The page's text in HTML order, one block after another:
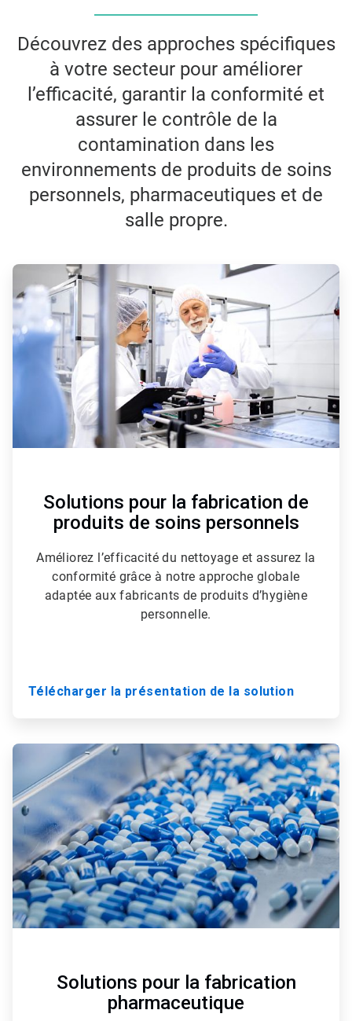
Découvrez des approches spécifiques
à votre secteur pour améliorer
l’efficacité, garantir la conformité et
assurer le contrôle de la
contamination dans les
environnements de produits de soins
personnels, pharmaceutiques et de
salle propre.
de
3
Solutions pour la fabrication de
produits de soins personnels
Améliorez l’efficacité du nettoyage et assurez la
conformité grâce à notre approche globale
adaptée aux fabricants de produits d’hygiène
personnelle.
Télécharger la présentation de la solution
ArticleTile
de
3
Solutions pour la fabrication
pharmaceutique